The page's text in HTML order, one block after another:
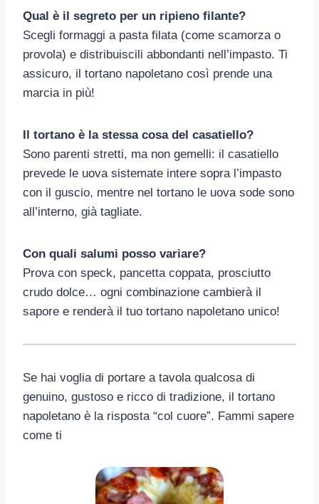
Qual è il segreto per un ripieno filante?
Scegli formaggi a pasta filata (come scamorza o
provola) e distribuiscili abbondanti nell’impasto. Ti
assicuro, il tortano napoletano così prende una
marcia in più!
Il tortano è la stessa cosa del casatiello?
Sono parenti stretti, ma non gemelli: il casatiello
prevede le uova sistemate intere sopra l’impasto
con il guscio, mentre nel tortano le uova sode sono
all’interno, già tagliate.
Con quali salumi posso variare?
Prova con speck, pancetta coppata, prosciutto
crudo dolce… ogni combinazione cambierà il
sapore e renderà il tuo tortano napoletano unico!
Se hai voglia di portare a tavola qualcosa di
genuino, gustoso e ricco di tradizione, il tortano
napoletano è la risposta “col cuore”. Fammi sapere
come ti